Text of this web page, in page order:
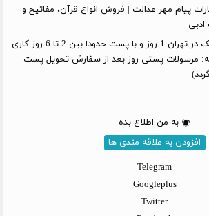
پیام مهر عدالت | فروش انواع قرآن، مفاتیح و
با پیک در تهران 1 روز و با پست حدودا بین 2 تا 6 روز کاری
مرسولات پستی روز بعد از سفارش تحویل پست
به من اطلاع بده
افزودن به علاقه مندی ها
Telegram
Googleplus
Twitter